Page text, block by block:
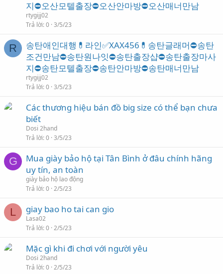
지⛔오산모텔출장⛔오산안마방⛔오산매너만남
rtygijj02
Trả lời 0 3/5/23
R
송탄애인대행💊라인✅XAX456💊송탄글래머⛔송탄
조건만남⛔송탄원나잇⛔송탄출장샵⛔송탄출장마사
지⛔송탄모텔출장⛔송탄안마방⛔송탄매너만남
rtygijj02
Trả lời 0 3/5/23
Các thương hiệu bán đồ big size có thể bạn chưa
biết
Dosi 2hand
Trả lời 0 3/5/23
G
Mua giày bảo hộ tại Tân Bình ở đâu chính hãng
uy tín, an toàn
giày bảo hộ lao động
Trả lời 0 2/5/23
L giay bao ho tai can gio
Lasa02
Trả lời 0 2/5/23
Mặc gì khi đi chơi với người yêu
Dosi 2hand
Trả lời 0 2/5/23